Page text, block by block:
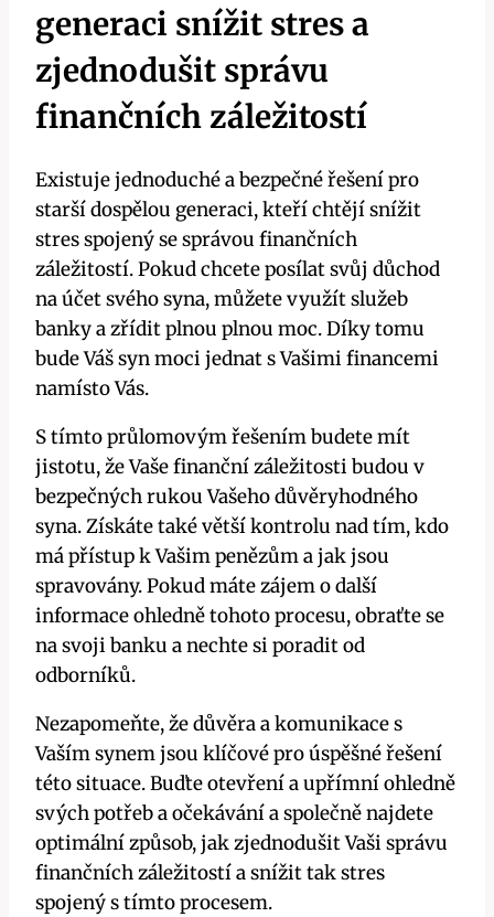
generaci snížit stres a
zjednodušit správu
finančních záležitostí
Existuje jednoduché a bezpečné řešení pro
starší dospělou generaci, kteří chtějí snížit
stres spojený se správou finančních
záležitostí. Pokud chcete posílat svůj důchod
na účet svého syna, můžete využít služeb
banky a zřídit plnou plnou moc. Díky tomu
bude Váš syn moci jednat s Vašimi financemi
namísto Vás.
S tímto průlomovým řešením budete mít
jistotu, že Vaše finanční záležitosti budou v
bezpečných rukou Vašeho důvěryhodného
syna. Získáte také větší kontrolu nad tím, kdo
má přístup k Vašim penězům a jak jsou
spravovány. Pokud máte zájem o další
informace ohledně tohoto procesu, obraťte se
na svoji banku a nechte si poradit od
odborníků.
Nezapomeňte, že důvěra a komunikace s
Vaším synem jsou klíčové pro úspěšné řešení
této situace. Buďte otevření a upřímní ohledně
svých potřeb a očekávání a společně najdete
optimální způsob, jak zjednodušit Vaši správu
finančních záležitostí a snížit tak stres
spojený s tímto procesem.